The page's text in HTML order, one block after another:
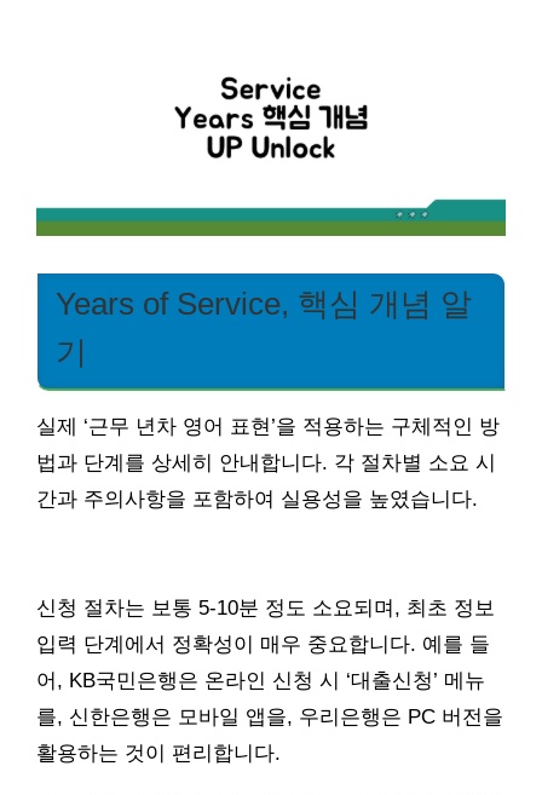
Years of Service, 핵심 개념 알
기
실제 ‘근무 년차 영어 표현’을 적용하는 구체적인 방
법과 단계를 상세히 안내합니다. 각 절차별 소요 시
간과 주의사항을 포함하여 실용성을 높였습니다.
신청 절차는 보통 5-10분 정도 소요되며, 최초 정보
입력 단계에서 정확성이 매우 중요합니다. 예를 들
어, KB국민은행은 온라인 신청 시 ‘대출신청’ 메뉴
를, 신한은행은 모바일 앱을, 우리은행은 PC 버전을
활용하는 것이 편리합니다.